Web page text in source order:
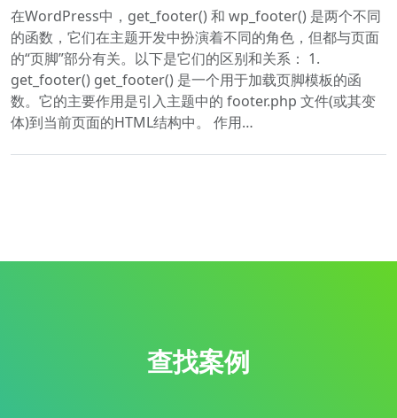
在WordPress中，get_footer() 和 wp_footer() 是两个不同
的函数，它们在主题开发中扮演着不同的角色，但都与页面
的“页脚”部分有关。以下是它们的区别和关系： 1.
get_footer() get_footer() 是一个用于加载页脚模板的函
数。它的主要作用是引入主题中的 footer.php 文件(或其变
体)到当前页面的HTML结构中。 作用…
查找案例